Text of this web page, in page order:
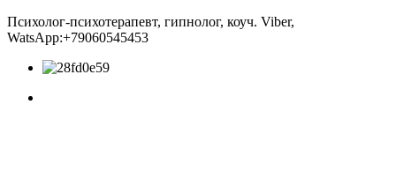
Психолог-психотерапевт, гипнолог, коуч. Viber,
WatsApp:+79060545453